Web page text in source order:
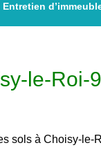
Entretien
le-
sols à Choisy-le-